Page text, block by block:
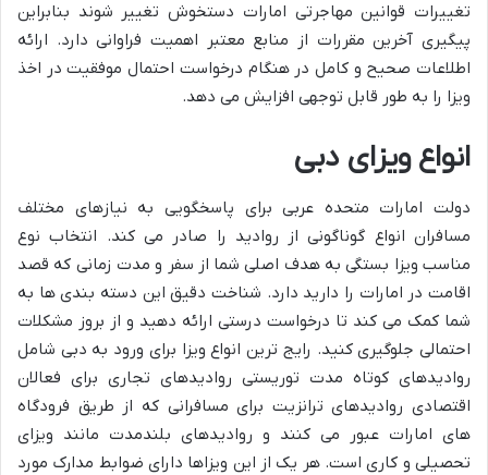
تغییرات قوانین مهاجرتی امارات دستخوش تغییر شوند بنابراین
پیگیری آخرین مقررات از منابع معتبر اهمیت فراوانی دارد. ارائه
اطلاعات صحیح و کامل در هنگام درخواست احتمال موفقیت در اخذ
ویزا را به طور قابل توجهی افزایش می دهد.
انواع ویزای دبی
دولت امارات متحده عربی برای پاسخگویی به نیازهای مختلف
مسافران انواع گوناگونی از روادید را صادر می کند. انتخاب نوع
مناسب ویزا بستگی به هدف اصلی شما از سفر و مدت زمانی که قصد
اقامت در امارات را دارید دارد. شناخت دقیق این دسته بندی ها به
شما کمک می کند تا درخواست درستی ارائه دهید و از بروز مشکلات
احتمالی جلوگیری کنید. رایج ترین انواع ویزا برای ورود به دبی شامل
روادیدهای کوتاه مدت توریستی روادیدهای تجاری برای فعالان
اقتصادی روادیدهای ترانزیت برای مسافرانی که از طریق فرودگاه
های امارات عبور می کنند و روادیدهای بلندمدت مانند ویزای
تحصیلی و کاری است. هر یک از این ویزاها دارای ضوابط مدارک مورد